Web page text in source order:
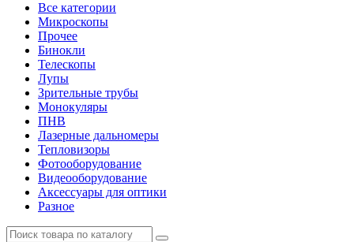
Все категории
Микроскопы
Прочее
Бинокли
Телескопы
Лупы
Зрительные трубы
Монокуляры
ПНВ
Лазерные дальномеры
Тепловизоры
Фотооборудование
Видеооборудование
Аксессуары для оптики
Разное